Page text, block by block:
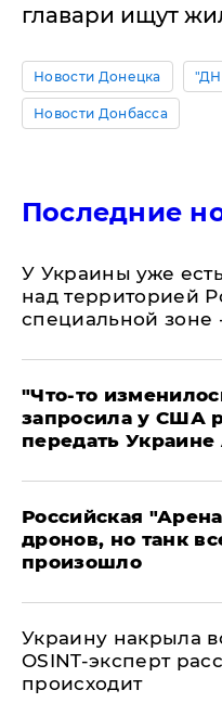
главари ищут
Новости Донецка
Новости Донбасса
Последние
У Украины уже
над территорией
специальной
​"Что-то
запросила у США
передать Украине
​Российская
дронов, но танк
произошло
​Украину накрыла
OSINT-эксперт
происходит